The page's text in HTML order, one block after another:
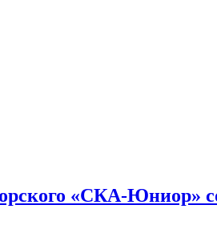
«СКА-Юниор»